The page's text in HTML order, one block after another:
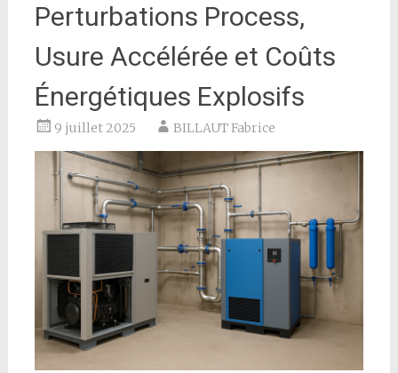
Perturbations Process,
Usure Accélérée et Coûts
Énergétiques Explosifs
9 juillet 2025 BILLAUT Fabrice